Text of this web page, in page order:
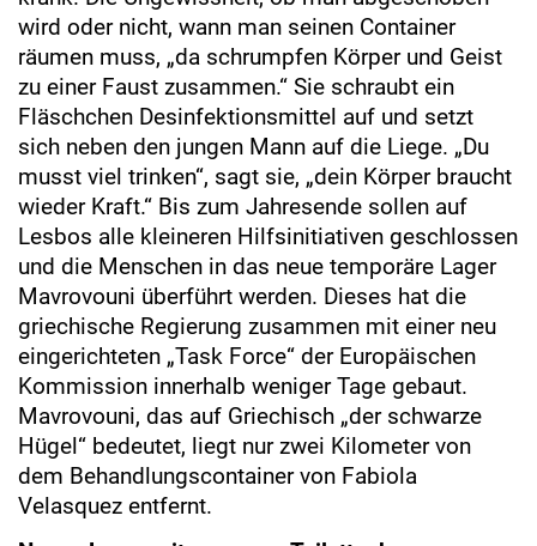
wird oder nicht, wann man seinen Container
räumen muss, „da schrumpfen Körper und Geist
zu einer Faust zusammen.“ Sie schraubt ein
Fläschchen Desinfektionsmittel auf und setzt
sich neben den jungen Mann auf die Liege. „Du
musst viel trinken“, sagt sie, „dein Körper braucht
wieder Kraft.“ Bis zum Jahresende sollen auf
Lesbos alle kleineren Hilfsinitiativen geschlossen
und die Menschen in das neue temporäre Lager
Mavrovouni überführt werden. Dieses hat die
griechische Regierung zusammen mit einer neu
eingerichteten „Task Force“ der Europäischen
Kommission innerhalb weniger Tage gebaut.
Mavrovouni, das auf Griechisch „der schwarze
Hügel“ bedeutet, liegt nur zwei Kilometer von
dem Behandlungscontainer von Fabiola
Velasquez entfernt.